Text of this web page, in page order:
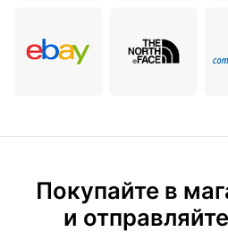
Покупайте в
и